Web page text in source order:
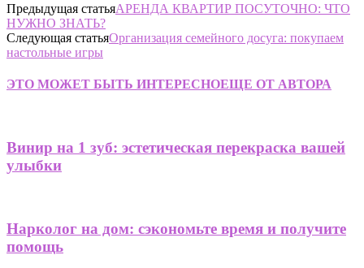
Предыдущая статьяАРЕНДА КВАРТИР ПОСУТОЧНО: ЧТО
НУЖНО ЗНАТЬ?
Следующая статьяОрганизация семейного досуга: покупаем
настольные игры
ЭТО МОЖЕТ БЫТЬ ИНТЕРЕСНОЕЩЕ ОТ АВТОРА
Винир на 1 зуб: эстетическая перекраска вашей
улыбки
Нарколог на дом: сэкономьте время и получите
помощь